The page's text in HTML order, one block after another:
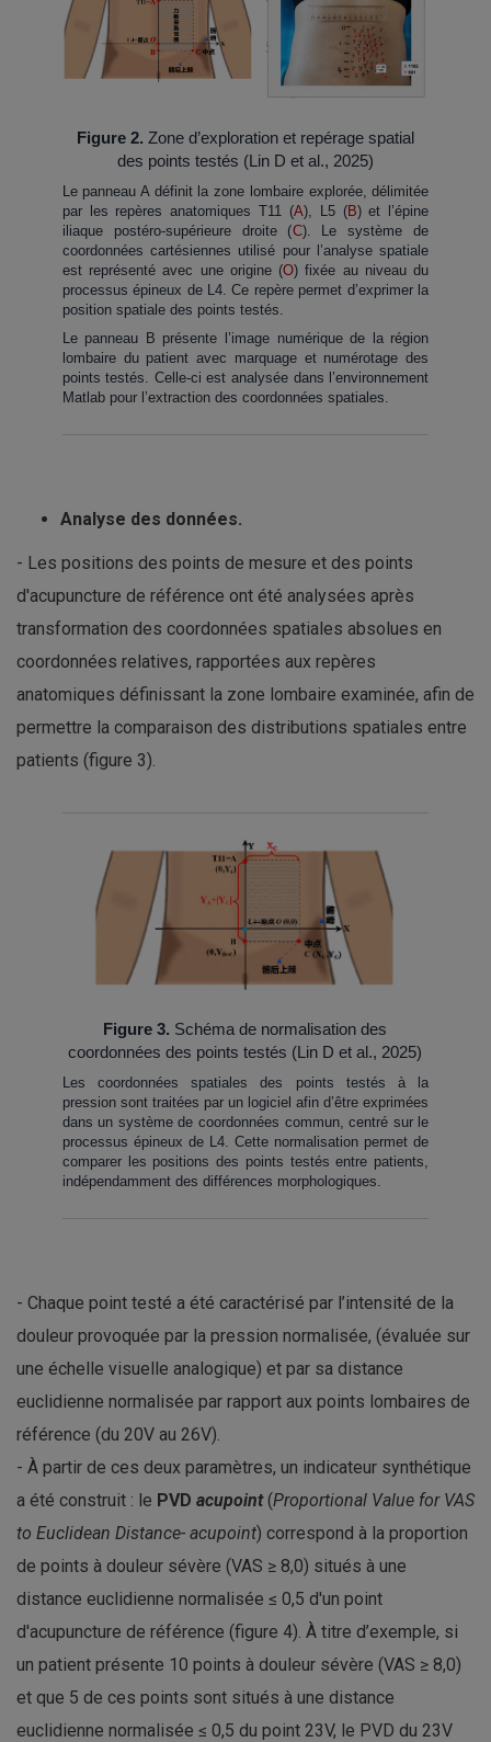
Figure 2. Zone d’exploration et repérage spatial
des points testés (Lin D et al., 2025)
Le panneau A définit la zone lombaire explorée, délimitée
par les repères anatomiques T11 (A), L5 (B) et l’épine
iliaque postéro-supérieure droite (C). Le système de
coordonnées cartésiennes utilisé pour l’analyse spatiale
est représenté avec une origine (O) fixée au niveau du
processus épineux de L4. Ce repère permet d’exprimer la
position spatiale des points testés.
Le panneau B présente l’image numérique de la région
lombaire du patient avec marquage et numérotage des
points testés. Celle-ci est analysée dans l’environnement
Matlab pour l’extraction des coordonnées spatiales.
Analyse des données.
- Les positions des points de mesure et des points
d'acupuncture de référence ont été analysées après
transformation des coordonnées spatiales absolues en
coordonnées relatives, rapportées aux repères
anatomiques définissant la zone lombaire examinée, afin de
permettre la comparaison des distributions spatiales entre
patients (figure 3).
Figure 3. Schéma de normalisation des
coordonnées des points testés (Lin D et al., 2025)
Les coordonnées spatiales des points testés à la
pression sont traitées par un logiciel afin d’être exprimées
dans un système de coordonnées commun, centré sur le
processus épineux de L4. Cette normalisation permet de
comparer les positions des points testés entre patients,
indépendamment des différences morphologiques.
- Chaque point testé a été caractérisé par l’intensité de la
douleur provoquée par la pression normalisée, (évaluée sur
une échelle visuelle analogique) et par sa distance
euclidienne normalisée par rapport aux points lombaires de
référence (du 20V au 26V).
- À partir de ces deux paramètres, un indicateur synthétique
a été construit : le PVD acupoint(Proportional Value for VAS
to Euclidean Distance- acupoint) correspond à la proportion
de points à douleur sévère (VAS ≥ 8,0) situés à une
distance euclidienne normalisée ≤ 0,5 d'un point
d'acupuncture de référence (figure 4). À titre d’exemple, si
un patient présente 10 points à douleur sévère (VAS ≥ 8,0)
et que 5 de ces points sont situés à une distance
euclidienne normalisée ≤ 0,5 du point 23V, le PVD du 23V